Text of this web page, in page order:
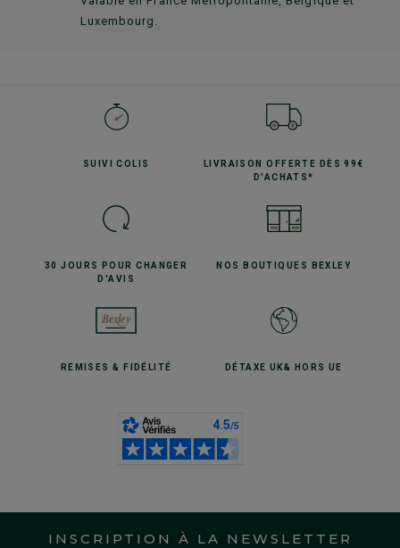
Luxembourg.
SUIVICOLIS LIVRAISON OFFERTE
DÈS 99€
D'ACHATS*
30 JOURS POURCHANGER
D'AVIS
NOS BOUTIQUES BEXLEY
REMISES& FIDÉLITÉ DÉTAXE UK& HORS UE
INSCRIPTION À LA NEWSLETTER